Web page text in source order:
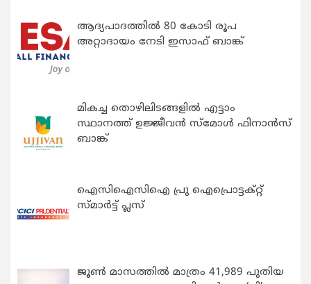
ആദ്യപാദത്തിൽ 80 കോടി രൂപ
അറ്റാദായം നേടി ഇസാഫ് ബാങ്ക്
മികച്ച തൊഴിലിടങ്ങളിൽ എട്ടാം
സ്ഥാനത്ത് ഉജ്ജീവൻ സ്മോൾ ഫിനാൻസ്
ബാങ്ക്
ഐസിഐസിഐ പ്രു ഐപ്രൊട്ടക്റ്റ്
സ്മാർട്ട് പ്ലസ്
ജൂൺ മാസത്തിൽ മാത്രം 41,989 പുതിയ